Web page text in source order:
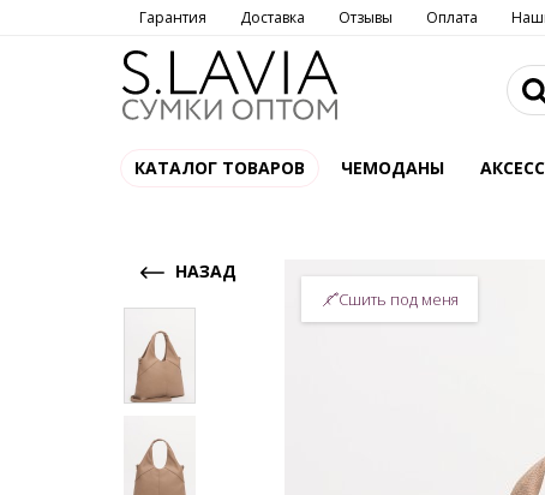
Гарантия Доставка Отзывы Оплата
КАТАЛОГ ТОВАРОВ ЧЕМОДАНЫ
НАЗАД
Сшить под меня